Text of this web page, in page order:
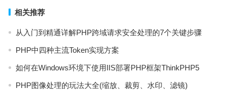
相关推荐
从入门到精通详解PHP跨域请求安全处理的7个关键步骤
PHP中四种主流Token实现方案
如何在Windows环境下使用IIS部署PHP框架ThinkPHP5
PHP图像处理的玩法大全(缩放、裁剪、水印、滤镜)